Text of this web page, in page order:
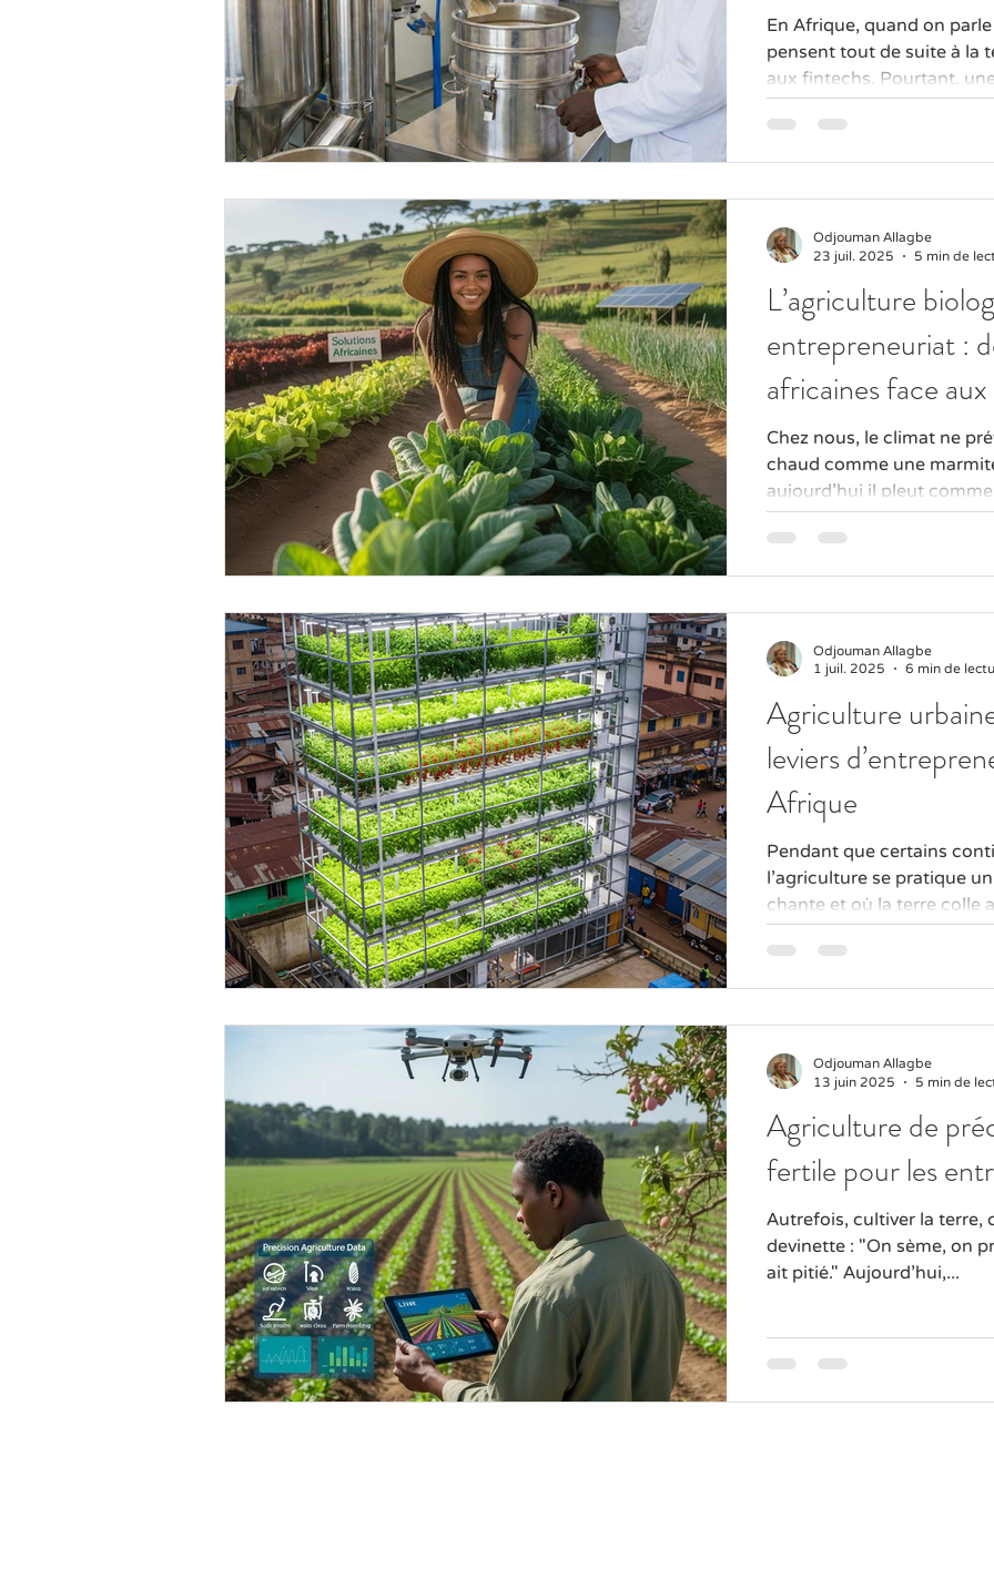
En Afrique, quand on
pensent tout de suite à la
aux fintechs. Pourtant,
déjà en cours, bien plus
nos villages… et de nos
transformation
de ce que nous avons
artis
L’agriculture
entrepreneuriat :
africaines face
climatiques
Chez nous, le climat ne
chaud comme une
aujourd’hui il pleut
Odjouman Allagbe
23 juil. 2025
5 min de
Agriculture
leviers
Afrique
Pendant que certains
l’agriculture se pratique
chante et où la terre colle
Odjouman Allagbe
1 juil. 2025
6 min de
Agriculture de
fertile pour les
Autrefois, cultiver la terre,
devinette : "On sème, on
ait pitié." Aujourd’hui,...
Odjouman Allagbe
13 juin 2025
5 min de